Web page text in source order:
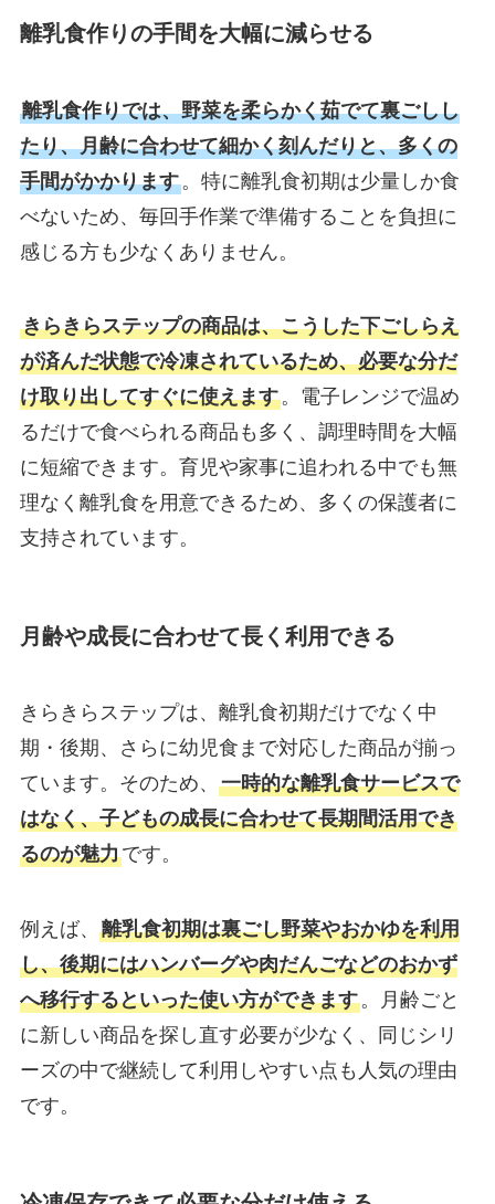
離乳食作りの手間を大幅に減らせる
離乳食作りでは、野菜を柔らかく茹でて裏ごしし
たり、月齢に合わせて細かく刻んだりと、多くの
手間がかかります。特に離乳食初期は少量しか食
べないため、毎回手作業で準備することを負担に
感じる方も少なくありません。
きらきらステップの商品は、こうした下ごしらえ
が済んだ状態で冷凍されているため、必要な分だ
け取り出してすぐに使えます。電子レンジで温め
るだけで食べられる商品も多く、調理時間を大幅
に短縮できます。育児や家事に追われる中でも無
理なく離乳食を用意できるため、多くの保護者に
支持されています。
月齢や成長に合わせて長く利用できる
きらきらステップは、離乳食初期だけでなく中
期・後期、さらに幼児食まで対応した商品が揃っ
ています。そのため、 一時的な離乳食サービスで
はなく、子どもの成長に合わせて長期間活用でき
るのが魅力です。
例えば、 離乳食初期は裏ごし野菜やおかゆを利用
し、後期にはハンバーグや肉だんごなどのおかず
へ移行するといった使い方ができます。月齢ごと
に新しい商品を探し直す必要が少なく、同じシリ
ーズの中で継続して利用しやすい点も人気の理由
です。